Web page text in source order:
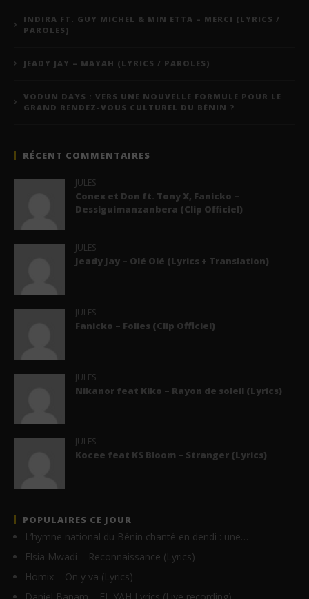
INDIRA FT. GUY MICHEL & MIN ETTA – MERCI (LYRICS /
PAROLES)
JEADY JAY – MAYAH (LYRICS / PAROLES)
VODUN DAYS : VERS UNE NOUVELLE FORMULE POUR LE
GRAND RENDEZ-VOUS CULTUREL DU BÉNIN ?
RÉCENT COMMENTAIRES
JULES
Conex et Don ft. Tony X, Fanicko –
Dessiguimanzanbera (Clip Officiel)
JULES
Jeady Jay – Olé Olé (Lyrics + Translation)
JULES
Fanicko – Folies (Clip Officiel)
JULES
Nikanor feat Kiko – Rayon de soleil (Lyrics)
JULES
Kocee feat KS Bloom – Stranger (Lyrics)
POPULAIRES CE JOUR
L’hymne national du Bénin chanté en dendi : une…
Elsia Mwadi – Reconnaissance (Lyrics)
Homix – On y va (Lyrics)